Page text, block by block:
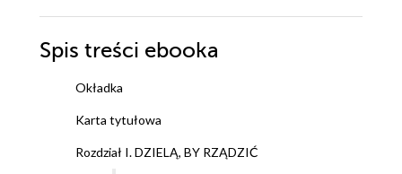
Spis treści ebooka
Okładka
Karta tytułowa
Rozdział I. DZIELĄ, BY RZĄDZIĆ